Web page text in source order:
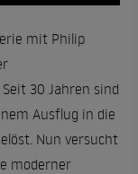
mit Philip
30 Jahren sind
Ausflug in die
Nun versucht
moderner